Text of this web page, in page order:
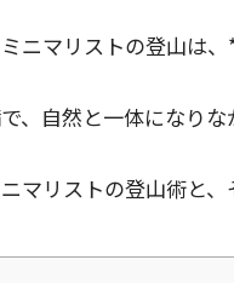
ニマリストの登山は、
、自然と一体になりな
マリストの登山術と、